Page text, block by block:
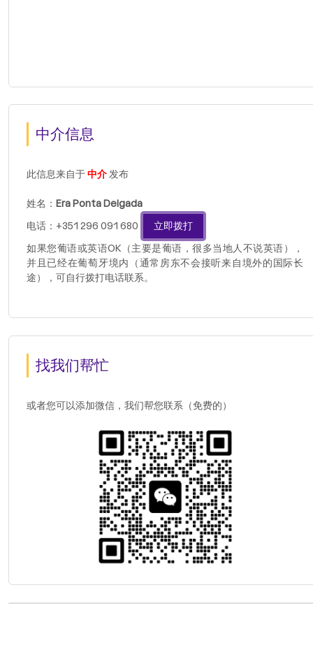
中介信息
此信息来自于中介发布
姓名： Era Ponta Delgada
电话：+351 296 091 680
立即拨打
如果您葡语或英语OK（主要是葡语，很多当地人不说英语），
并且已经在葡萄牙境内（通常房东不会接听来自境外的国际长
途），可自行拨打电话联系。
找我们帮忙
或者您可以添加微信，我们帮您联系（免费的）